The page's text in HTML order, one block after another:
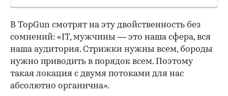
В TopGun смотрят на эту двойственность без
сомнений: «IT, мужчины — это наша сфера, вся
наша аудитория. Стрижки нужны всем, бороды
нужно приводить в порядок всем. Поэтому
такая локация с двумя потоками для нас
абсолютно органична».